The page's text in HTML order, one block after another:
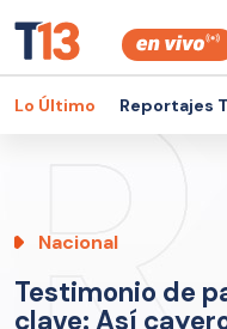
Lo Último Reportajes
Nacional
Testimonio de
clave: Así